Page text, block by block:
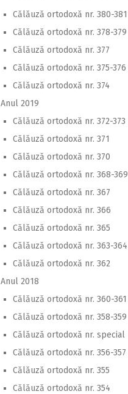
Călăuză ortodoxă nr. 380-381
Călăuză ortodoxă nr. 378-379
Călăuză ortodoxă nr. 377
Călăuză ortodoxă nr. 375-376
Călăuză ortodoxă nr. 374
Anul 2019
Călăuză ortodoxă nr. 372-373
Călăuză ortodoxă nr. 371
Călăuză ortodoxă nr. 370
Călăuză ortodoxă nr. 368-369
Călăuză ortodoxă nr. 367
Călăuză ortodoxă nr. 366
Călăuză ortodoxă nr. 365
Călăuză ortodoxă nr. 363-364
Călăuză ortodoxă nr. 362
Anul 2018
Călăuză ortodoxă nr. 360-361
Călăuză ortodoxă nr. 358-359
Călăuză ortodoxă nr. special
Călăuză ortodoxă nr. 356-357
Călăuză ortodoxă nr. 355
Călăuză ortodoxă nr. 354